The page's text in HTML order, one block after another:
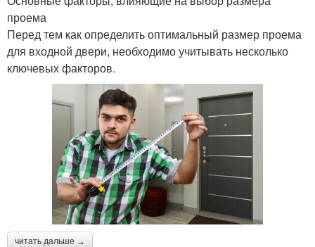
проема
Перед тем как определить оптимальный размер проема
для входной двери, необходимо учитывать несколько
ключевых факторов.
читать дальше →